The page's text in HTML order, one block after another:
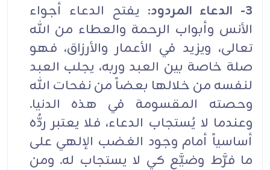
3- الدعاء المردود:
يفتح الدعاء أجواء
الأنس وأبواب الرحمة والعطاء من الله
تعالى، ويزيد في الأعمار والأرزاق، فهو
صلة خاصة بين العبد وربه، يجلب العبد
لنفسه من خلالها بعضاً من نفحات الله
وحصته المقسومة في هذه الدنيا.
وعندما لا يُستجاب الدعاء، فلا يعتبر ردُّه
أساسياً أمام وجود الغضب الإلهي على
ما فرَّط وضيَّع كي لا يستجاب له. ومن